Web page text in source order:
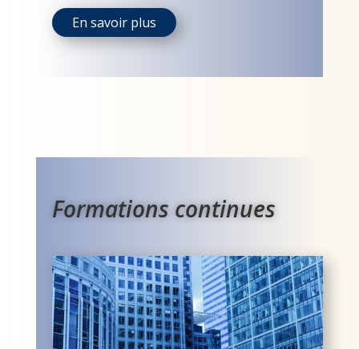
En savoir plus
Formations continues